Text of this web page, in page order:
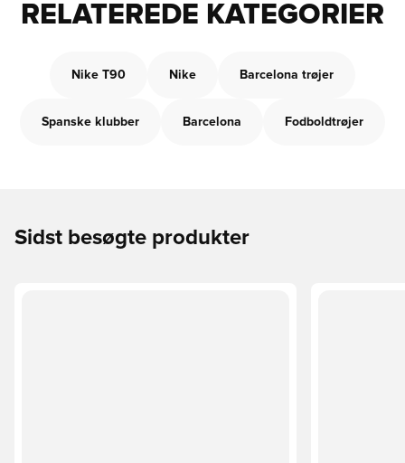
RELATEREDE KATEGORIER
Nike T90 Nike Barcelona trøjer
Spanske klubber Barcelona Fodboldtrøjer
Sidst besøgte produkter